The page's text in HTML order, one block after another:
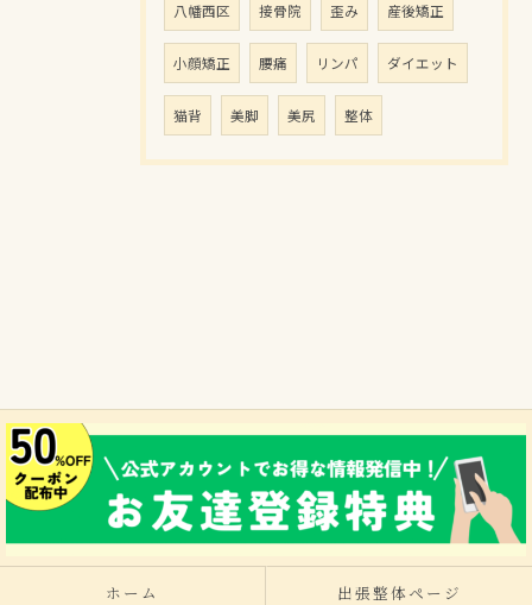
八幡西区 接骨院 歪み 産後矯正
小顔矯正 腰痛 リンパ ダイエット
猫背 美脚 美尻 整体
ホーム 出張整体ページ